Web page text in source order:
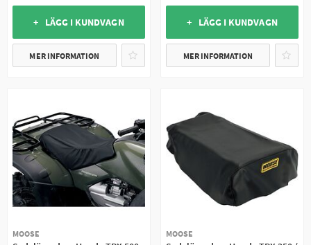
+ LÄGG I KUNDVAGN
MER INFORMATION
+ LÄGG I KUNDVAGN
MER INFORMATION
MOOSE MOOSE